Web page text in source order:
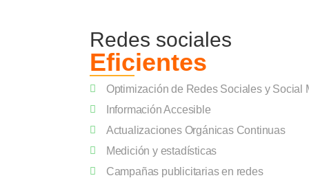
Redes sociales
Eficientes
Optimización de Redes Sociales y Social
Información Accesible
Actualizaciones Orgánicas Continuas
Medición y estadísticas
Campañas publicitarias en redes